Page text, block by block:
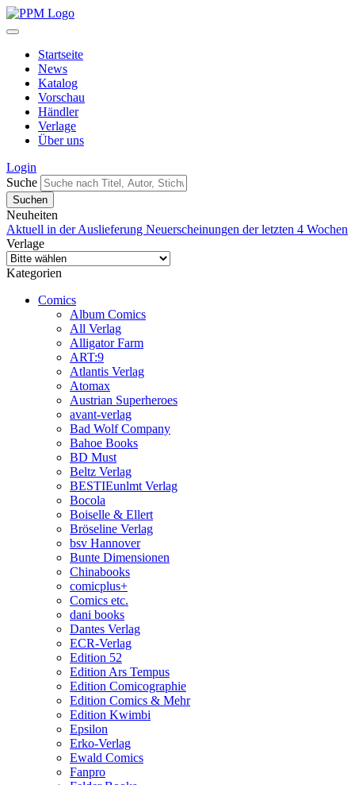
Startseite
News
Katalog
Vorschau
Händler
Verlage
Über uns
Login
Suche
Neuheiten
Aktuell in der Auslieferung Neuerscheinungen der letzten 4 Wochen
Verlage
Kategorien
Comics
Album Comics
All Verlag
Alligator Farm
ART:9
Atlantis Verlag
Atomax
Austrian Superheroes
avant-verlag
Bad Wolf Company
Bahoe Books
BD Must
Beltz Verlag
BESTIEunlmt Verlag
Bocola
Boiselle & Ellert
Bröseline Verlag
bsv Hannover
Bunte Dimensionen
Chinabooks
comicplus+
Comics etc.
dani books
Dantes Verlag
ECR-Verlag
Edition 52
Edition Ars Tempus
Edition Comicographie
Edition Comics & Mehr
Edition Kwimbi
Epsilon
Erko-Verlag
Ewald Comics
Fanpro